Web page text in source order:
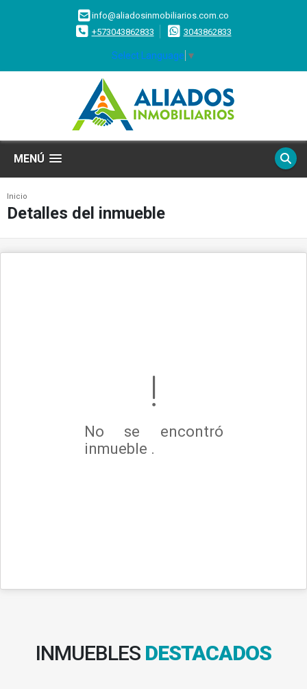
info@aliadosinmobiliarios.com.co
+573043862833
3043862833
Select Language ▼
MENÚ
Inicio
Detalles del inmueble
No se encontró
inmueble .
INMUEBLES DESTACADOS